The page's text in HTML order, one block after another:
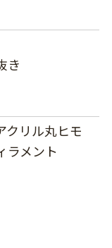
き
クリル丸ヒモ
ラメント